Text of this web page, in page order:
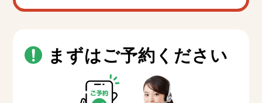
まずはご予約ください